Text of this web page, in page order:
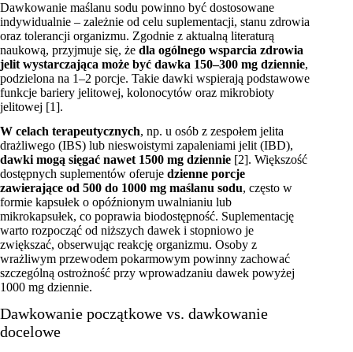
Dawkowanie maślanu sodu powinno być dostosowane
indywidualnie – zależnie od celu suplementacji, stanu zdrowia
oraz tolerancji organizmu. Zgodnie z aktualną literaturą
naukową, przyjmuje się, że dla ogólnego wsparcia zdrowia
jelit wystarczająca może być dawka 150–300 mg dziennie,
podzielona na 1–2 porcje. Takie dawki wspierają podstawowe
funkcje bariery jelitowej, kolonocytów oraz mikrobioty
jelitowej [1].
W celach terapeutycznych, np. u osób z zespołem jelita
drażliwego (IBS) lub nieswoistymi zapaleniami jelit (IBD),
dawki mogą sięgać nawet 1500 mg dziennie [2]. Większość
dostępnych suplementów oferuje dzienne porcje
zawierające od 500 do 1000 mg maślanu sodu, często w
formie kapsułek o opóźnionym uwalnianiu lub
mikrokapsułek, co poprawia biodostępność. Suplementację
warto rozpocząć od niższych dawek i stopniowo je
zwiększać, obserwując reakcję organizmu. Osoby z
wrażliwym przewodem pokarmowym powinny zachować
szczególną ostrożność przy wprowadzaniu dawek powyżej
1000 mg dziennie.
Dawkowanie początkowe vs. dawkowanie
docelowe